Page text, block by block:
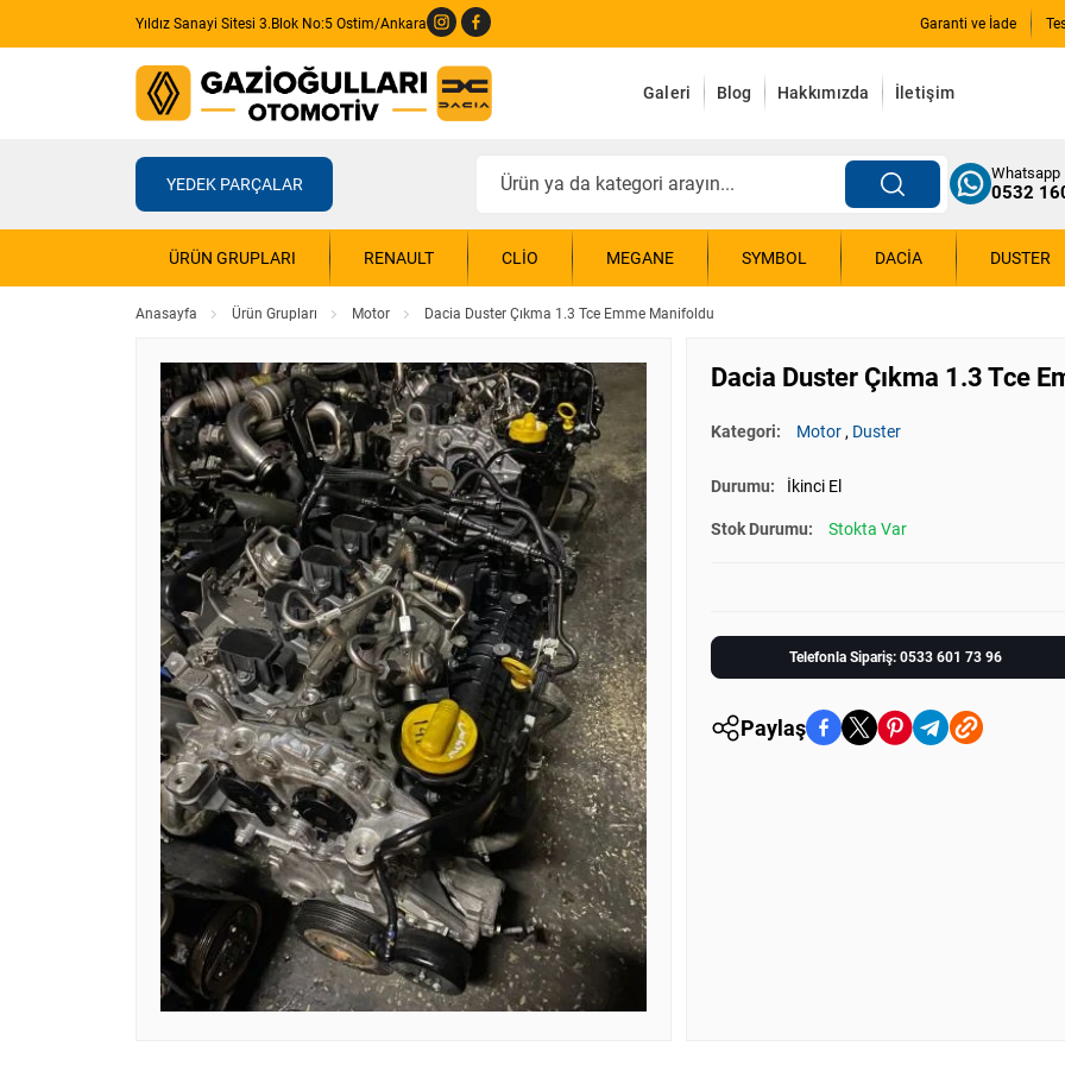
Yıldız Sanayi Sitesi 3.Blok No:5 Ostim/Ankara Garanti ve İade
Galeri Blog Hakkımızda İletişim
YEDEK PARÇALAR
Whatsapp
0532
ÜRÜN GRUPLARI RENAULT CLIO MEGANE SYMBOL DACIA DUSTER
Anasayfa Ürün Grupları Motor Dacia Duster Çıkma 1.3 Tce Emme Manifoldu
Dacia Duster Çıkma 1.3 Tce
Kategori: Motor, Duster
Durumu: İkinci El
Stok Durumu: Stokta Var
Telefonla Sipariş: 0533 601 73 96
Paylaş